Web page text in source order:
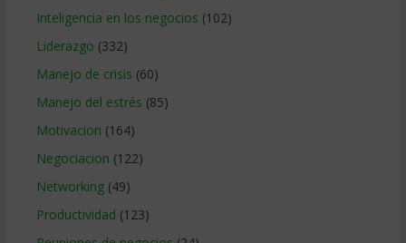
Inteligencia en los negocios (102)
Liderazgo (332)
Manejo de crisis (60)
Manejo del estrés (85)
Motivacion (164)
Negociacion (122)
Networking(49)
Productividad (123)